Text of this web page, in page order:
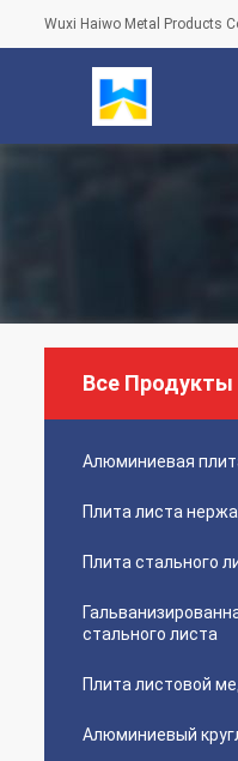
Wuxi Haiwo Metal Products
Все Продукты
Алюминиевая
Плита листа
Плита стального
стального листа
Плита листовой
Алюминиевый